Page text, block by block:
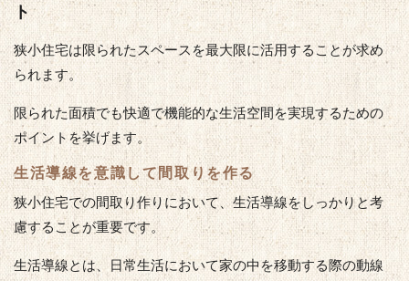
ト
狭小住宅は限られたスペースを最大限に活用することが求め
られます。
限られた面積でも快適で機能的な生活空間を実現するための
ポイントを挙げます。
生活導線を意識して間取りを作る
狭小住宅での間取り作りにおいて、生活導線をしっかりと考
慮することが重要です。
生活導線とは、日常生活において家の中を移動する際の動線